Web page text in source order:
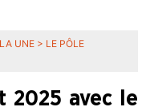
UNE > LE PÔLE
2025 avec le